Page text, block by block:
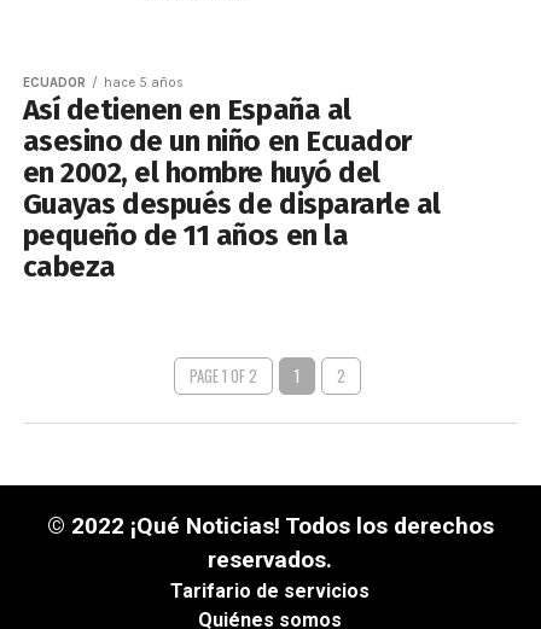
ECUADOR hace 5 años
Así detienen en España al
asesino de un niño en Ecuador
en 2002, el hombre huyó del
Guayas después de dispararle al
pequeño de 11 años en la
cabeza
PAGE 1 OF 2 1 2
© 2022 ¡Qué Noticias! Todos los derechos
reservados.
Tarifario de servicios
Quiénes somos